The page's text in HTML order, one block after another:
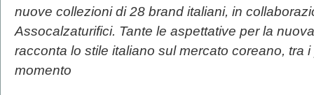
nuove collezioni di 28 brand italiani, in
Assocalzaturifici. Tante le aspettative per la
racconta lo stile italiano sul mercato coreano, tra
momento